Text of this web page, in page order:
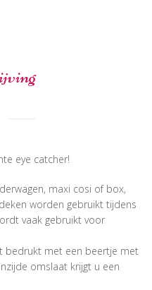
eye catcher!
maxi cosi of box,
worden gebruikt tijdens
vaak gebruikt voor
bedrukt met een beertje met
omslaat krijgt u een